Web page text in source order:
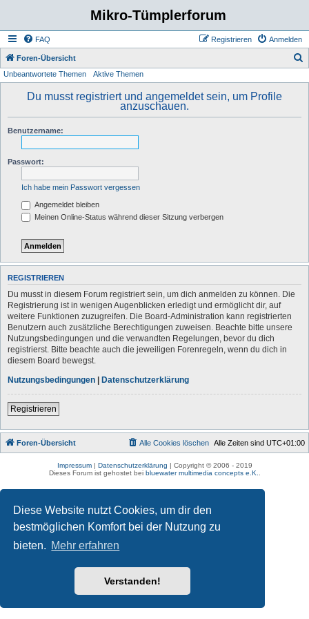
Diese Website nutzt Cookies, um dir den
bestmöglichen Komfort bei der Nutzung zu
bieten. Mehr erfahren
Verstanden!
Mikro-Tümplerforum
FAQ Anmelden
Registrieren
Foren-Übersicht
Unbeantwortete Themen Aktive Themen
Du musst registriert und angemeldet sein, um Profile
anzuschauen.
Benutzername:
Passwort:
Ich habe mein Passwort vergessen
Angemeldet bleiben
Meinen Online-Status während dieser Sitzung verbergen
REGISTRIEREN
Du musst in diesem Forum registriert sein, um dich anmelden zu können. Die
Registrierung ist in wenigen Augenblicken erledigt und ermöglicht dir, auf
weitere Funktionen zuzugreifen. Die Board-Administration kann registrierten
Benutzern auch zusätzliche Berechtigungen zuweisen. Beachte bitte unsere
Nutzungsbedingungen und die verwandten Regelungen, bevor du dich
registrierst. Bitte beachte auch die jeweiligen Forenregeln, wenn du dich in
diesem Board bewegst.
Nutzungsbedingungen | Datenschutzerklärung
Registrieren
Foren-Übersicht Alle Zeiten sind UTC+01:00
Alle Cookies löschen
Impressum| Datenschutzerklärung | Copyright © 2006 - 2019
Dieses Forum ist gehostet bei bluewater multimedia concepts e.K.